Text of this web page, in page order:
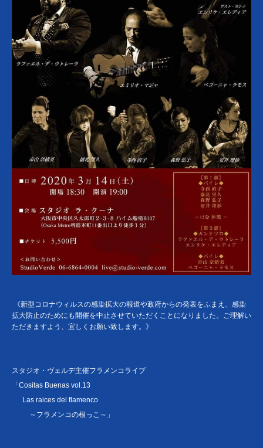
《新型コロナウィルスの感染拡大の報道や政府からの発表をふまえ、感染
拡大防止のためにも開催を中止させていただくことになりました。ご理解い
ただきますよう、宜しくお願い致します。》
スタジオ・ヴェルデ主催フラメンコライブ
「Cositas Buenas vol.13
Las raices del flamenco
～フラメンコの根っこ～」